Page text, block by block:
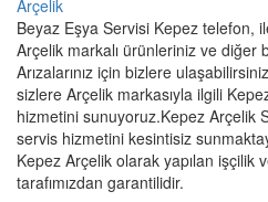
Arçelik
Beyaz Eşya Servisi Kepez telefon,
Arçelik markalı ürünleriniz ve diğer
Arızalarınız için bizlere
sizlere Arçelik markasıyla ilgili
hizmetini sunuyoruz.Kepez Arçelik
servis hizmetini kesintisiz
Kepez Arçelik olarak yapılan işçilik
tarafımızdan garantilidir.